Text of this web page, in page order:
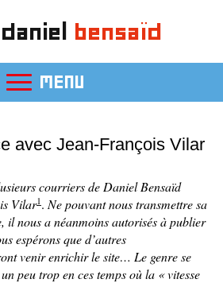
daniel bensaïd
MENU
avec Jean-François Vilar
courriers de Daniel Bensaïd
Vilar1. Ne pouvant nous transmettre sa
il nous a néanmoins autorisés à publier
espérons que d’autres
venir enrichir le site… Le genre se
peu trop en ces temps où la « vitesse